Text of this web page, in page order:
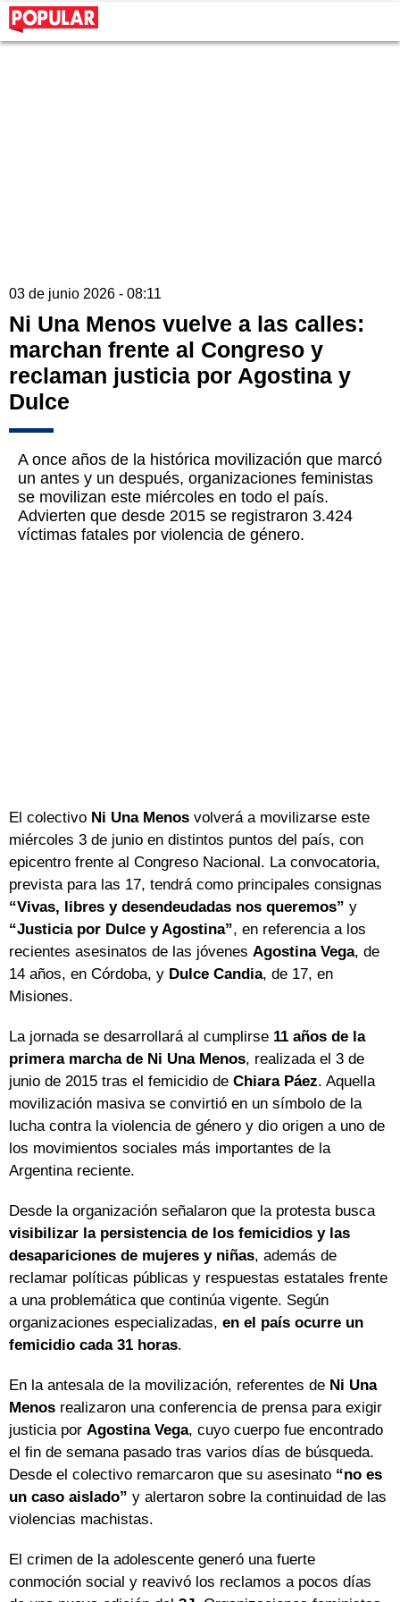
03 de junio 2026 - 08:11
Ni Una Menos vuelve a las calles:
marchan frente al Congreso y
reclaman justicia por Agostina y
Dulce
A once años de la histórica movilización que marcó
un antes y un después, organizaciones feministas
se movilizan este miércoles en todo el país.
Advierten que desde 2015 se registraron 3.424
víctimas fatales por violencia de género.
El colectivo Ni Una Menos volverá a movilizarse este
miércoles 3 de junio en distintos puntos del país, con
epicentro frente al Congreso Nacional. La convocatoria,
prevista para las 17, tendrá como principales consignas
“Vivas, libres y desendeudadas nos queremos” y
“Justicia por Dulce y Agostina”, en referencia a los
recientes asesinatos de las jóvenes Agostina Vega, de
14 años, en Córdoba, y Dulce Candia, de 17, en
Misiones.
La jornada se desarrollará al cumplirse 11 años de la
primera marcha de Ni Una Menos, realizada el 3 de
junio de 2015 tras el femicidio de Chiara Páez. Aquella
movilización masiva se convirtió en un símbolo de la
lucha contra la violencia de género y dio origen a uno de
los movimientos sociales más importantes de la
Argentina reciente.
Desde la organización señalaron que la protesta busca
visibilizar la persistencia de los femicidios y las
desapariciones de mujeres y niñas, además de
reclamar políticas públicas y respuestas estatales frente
a una problemática que continúa vigente. Según
organizaciones especializadas, en el país ocurre un
femicidio cada 31 horas.
En la antesala de la movilización, referentes de Ni Una
Menos realizaron una conferencia de prensa para exigir
justicia por Agostina Vega, cuyo cuerpo fue encontrado
el fin de semana pasado tras varios días de búsqueda.
Desde el colectivo remarcaron que su asesinato “no es
un caso aislado” y alertaron sobre la continuidad de las
violencias machistas.
El crimen de la adolescente generó una fuerte
conmoción social y reavivó los reclamos a pocos días